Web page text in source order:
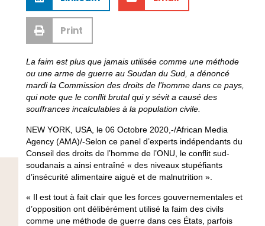
Print
La faim est plus que jamais utilisée comme une méthode
ou une arme de guerre au Soudan du Sud, a dénoncé
mardi la Commission des droits de l’homme dans ce pays,
qui note que le conflit brutal qui y sévit a causé des
souffrances incalculables à la population civile.
NEW YORK, USA, le 06 Octobre 2020,-/African Media
Agency (AMA)/-Selon ce panel d’experts indépendants du
Conseil des droits de l’homme de l’ONU, le conflit sud-
soudanais a ainsi entraîné « des niveaux stupéfiants
d’insécurité alimentaire aiguë et de malnutrition ».
« Il est tout à fait clair que les forces gouvernementales et
d’opposition ont délibérément utilisé la faim des civils
comme une méthode de guerre dans ces États, parfois